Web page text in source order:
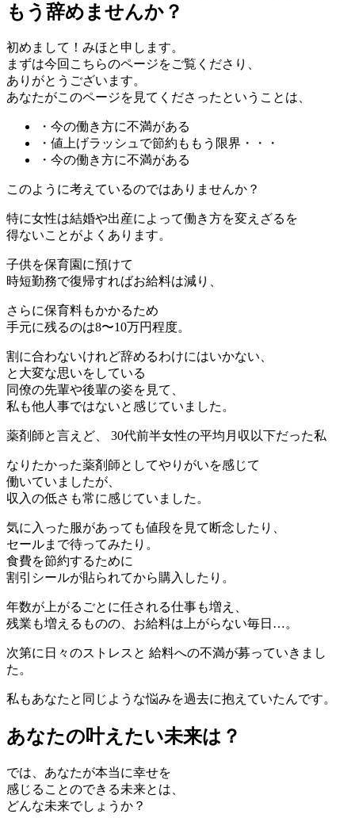
もう辞めませんか？
初めまして！みほと申します。
まずは今回こちらのページをご覧くださり、
ありがとうございます。
あなたがこのページを見てくださったということは、
・今の働き方に不満がある
・値上げラッシュで節約ももう限界・・・
・今の働き方に不満がある
このように考えているのではありませんか？
特に女性は結婚や出産によって働き方を変えざるを
得ないことがよくあります。
子供を保育園に預けて
時短勤務で復帰すればお給料は減り、
さらに保育料もかかるため
手元に残るのは8〜10万円程度。
割に合わないけれど辞めるわけにはいかない、
と大変な思いをしている
同僚の先輩や後輩の姿を見て、
私も他人事ではないと感じていました。
薬剤師と言えど、 30代前半女性の平均月収以下だった私
なりたかった薬剤師としてやりがいを感じて
働いていましたが、
収入の低さも常に感じていました。
気に入った服があっても値段を見て断念したり、
セールまで待ってみたり。
食費を節約するために
割引シールが貼られてから購入したり。
年数が上がるごとに任される仕事も増え、
残業も増えるものの、お給料は上がらない毎日…。
次第に日々のストレスと 給料への不満が募っていきまし
た。
私もあなたと同じような悩みを過去に抱えていたんです。
あなたの叶えたい未来は？
では、あなたが本当に幸せを
感じることのできる未来とは、
どんな未来でしょうか？